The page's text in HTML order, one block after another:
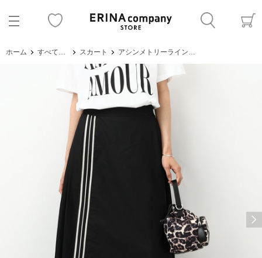
ホーム すべてのアイテム スカート アシンメトリーラインスカート